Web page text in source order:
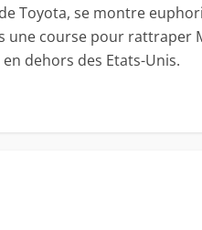
Toyota, se montre
une course pour rattraper
dehors des Etats-Unis.